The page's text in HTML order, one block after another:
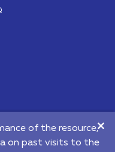
Centre of E-Services"
of the resource,
on past visits to the